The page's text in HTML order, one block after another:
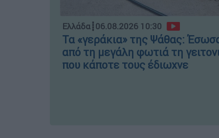
Ελλάδα┋06.08.2026 10:30
Τα «γεράκια» της Ψάθας:
από τη μεγάλη φωτιά τη
που κάποτε τους έδιωχνε